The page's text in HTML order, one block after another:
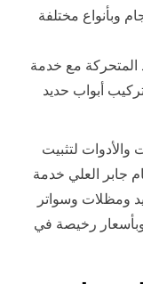
وبأنواع مختلفة
المتحركة مع خدمة
أبواب حديد
لتثبيت
جابر العلي خدمة
ومظلات وسواتر
رخيصة في